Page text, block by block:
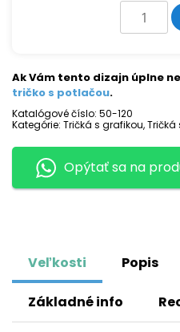
množstvo
Tričko
s
Ak Vám tento dizajn úplne
tričko s potlačou.
Katalógové číslo: 50-120
Kategórie: Tričká s grafikou,Tričká
Opýtať sa na
Veľkosti Popis
Základné info